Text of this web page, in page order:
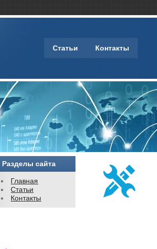
Статьи Контакты
Разделы сайта
Главная
Статьи
Контакты